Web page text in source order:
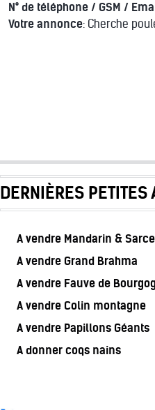
N° de téléphone / GSM /
Votre annonce: Cherche
DERNIÈRES PETITES
A vendre Mandarin &
A vendre Grand Brahma
A vendre Fauve de
A vendre Colin montagne
A vendre Papillons Géants
A donner coqs nains